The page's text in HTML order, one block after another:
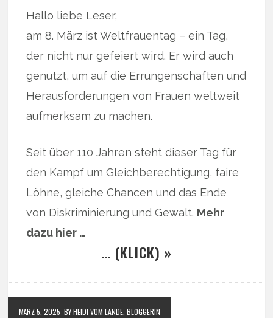
Hallo liebe Leser,
am 8. März ist Weltfrauentag – ein Tag,
der nicht nur gefeiert wird. Er wird auch
genutzt, um auf die Errungenschaften und
Herausforderungen von Frauen weltweit
aufmerksam zu machen.
Seit über 110 Jahren steht dieser Tag für
den Kampf um Gleichberechtigung, faire
Löhne, gleiche Chancen und das Ende
von Diskriminierung und Gewalt. Mehr
dazu hier …
… (KLICK) »
MÄRZ 5, 2025 BY HEIDI VOM LANDE, BLOGGERIN